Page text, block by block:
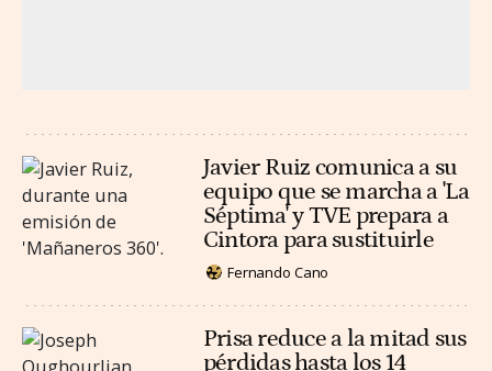
Javier Ruiz comunica a su
equipo que se marcha a 'La
Séptima' y TVE prepara a
Cintora para sustituirle
Fernando Cano
Prisa reduce a la mitad sus
pérdidas hasta los 14